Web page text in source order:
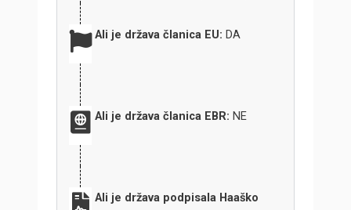
Ali je država članica EU:DA
Ali je država članica EBR:NE
Ali je država podpisala Haaško